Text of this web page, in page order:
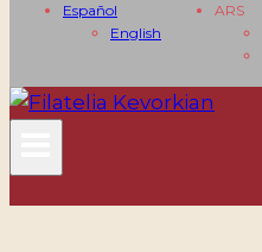
Español
English
ARS